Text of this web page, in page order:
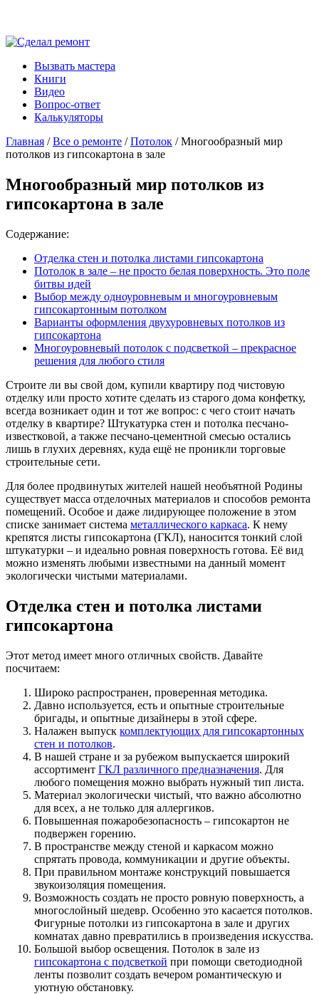
Вызвать мастера
Книги
Видео
Вопрос-ответ
Калькуляторы
Главная /Все о ремонте /Потолок / Многообразный мир
потолков из гипсокартона в зале
Многообразный мир потолков из
гипсокартона в зале
Содержание:
Отделка стен и потолка листами гипсокартона
Потолок в зале – не просто белая поверхность. Это поле
битвы идей
Выбор между одноуровневым и многоуровневым
гипсокартонным потолком
Варианты оформления двухуровневых потолков из
гипсокартона
Многоуровневый потолок с подсветкой – прекрасное
решения для любого стиля
Строите ли вы свой дом, купили квартиру под чистовую
отделку или просто хотите сделать из старого дома конфетку,
всегда возникает один и тот же вопрос: с чего стоит начать
отделку в квартире? Штукатурка стен и потолка песчано-
известковой, а также песчано-цементной смесью остались
лишь в глухих деревнях, куда ещё не проникли торговые
строительные сети.
Для более продвинутых жителей нашей необъятной Родины
существует масса отделочных материалов и способов ремонта
помещений. Особое и даже лидирующее положение в этом
списке занимает система металлического каркаса. К нему
крепятся листы гипсокартона (ГКЛ), наносится тонкий слой
штукатурки – и идеально ровная поверхность готова. Её вид
можно изменять любыми известными на данный момент
экологически чистыми материалами.
Отделка стен и потолка листами
гипсокартона
Этот метод имеет много отличных свойств. Давайте
посчитаем:
Широко распространен, проверенная методика.
Давно используется, есть и опытные строительные
бригады, и опытные дизайнеры в этой сфере.
Налажен выпуск комплектующих для гипсокартонных
стен и потолков.
В нашей стране и за рубежом выпускается широкий
ассортимент ГКЛ различного предназначения. Для
любого помещения можно выбрать нужный тип листа.
Материал экологически чистый, что важно абсолютно
для всех, а не только для аллергиков.
Повышенная пожаробезопасность – гипсокартон не
подвержен горению.
В пространстве между стеной и каркасом можно
спрятать провода, коммуникации и другие объекты.
При правильном монтаже конструкций повышается
звукоизоляция помещения.
Возможность создать не просто ровную поверхность, а
многослойный шедевр. Особенно это касается потолков.
Фигурные потолки из гипсокартона в зале и других
комнатах давно превратились в произведения искусства.
Большой выбор освещения. Потолок в зале из
гипсокартона с подсветкой при помощи светодиодной
ленты позволит создать вечером романтическую и
уютную обстановку.